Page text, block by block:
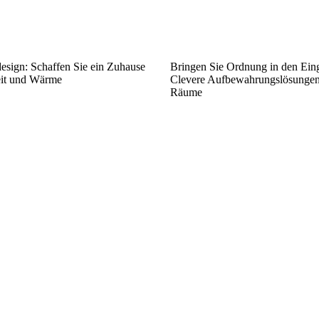
Schaffen Sie ein Zuhause
und Wärme
Bringen Sie Ordnung in den
Clevere
Räume